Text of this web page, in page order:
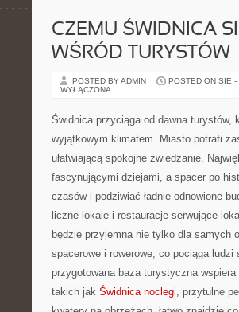
CZEMU ŚWIDNICA
WŚRÓD TURYSTÓW
POSTED BY ADMIN POSTED ON SIE -
WYŁĄCZONA
Świdnica przyciąga od dawna turystów,
wyjątkowym klimatem. Miasto potrafi
ułatwiającą spokojne zwiedzanie.
fascynującymi dziejami, a spacer po
czasów i podziwiać ładnie odnowione
liczne lokale i restauracje serwujące
będzie przyjemna nie tylko dla samych
spacerowe i rowerowe, co pociąga
przygotowana baza turystyczna
takich jak Świdnica noclegi, przytulne